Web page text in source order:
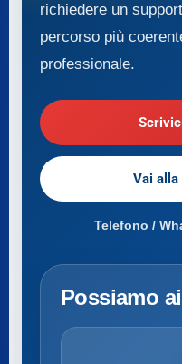
richiedere un
percorso più
professionale.
Vai alla
Telefono /
Possiamo